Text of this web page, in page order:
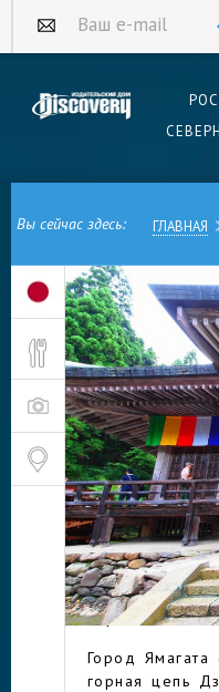
Ваш e-mail
Вы сейчас здесь: ГЛАВНАЯ
Ямагата —
чем 200000
отличаются
Например,
вишни. А еще
имеет здесь
в Японии
год. Еще
серьезно,
целом их
удивительной
Город
горная цепь